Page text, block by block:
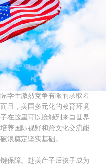
学生激烈竞争有限的录取名
且，美国多元化的教育环境
在这里可以接触到来自世界
养国际视野和跨文化交流能
浪奠定坚实基础。
保障。赴美产子后孩子成为